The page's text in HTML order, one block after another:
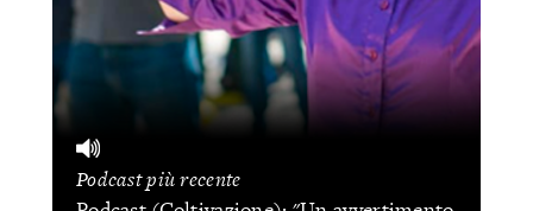
Podcast più recente